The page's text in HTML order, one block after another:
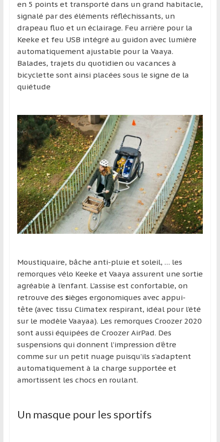
en 5 points et transporté dans un grand habitacle,
signalé par des éléments réfléchissants, un
drapeau fluo et un éclairage. Feu arrière pour la
Keeke et feu USB intégré au guidon avec lumière
automatiquement ajustable pour la Vaaya.
Balades, trajets du quotidien ou vacances à
bicyclette sont ainsi placées sous le signe de la
quiétude
Moustiquaire, bâche anti-pluie et soleil, … les
remorques vélo Keeke et Vaaya assurent une sortie
agréable à l’enfant. L’assise est confortable, on
retrouve des sièges ergonomiques avec appui-
tête (avec tissu Climatex respirant, idéal pour l’été
sur le modèle Vaayaa). Les remorques Croozer 2020
sont aussi équipées de Croozer AirPad. Des
suspensions qui donnent l’impression d’être
comme sur un petit nuage puisqu’ils s’adaptent
automatiquement à la charge supportée et
amortissent les chocs en roulant.
Un masque pour les sportifs